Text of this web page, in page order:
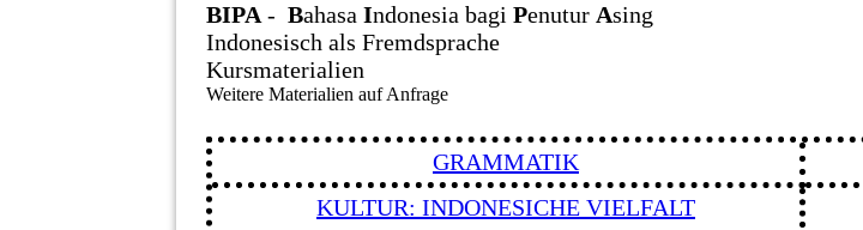
BIPA - Bahasa Indonesia bagi Penutur Asing
Indonesisch als Fremdsprache
Kursmaterialien
Weitere Materialien auf Anfrage
GRAMMATIK
KULTUR: INDONESICHE VIELFALT